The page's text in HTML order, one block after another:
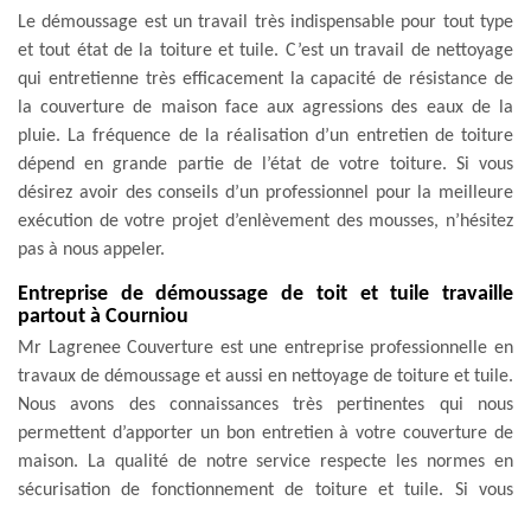
Le démoussage est un travail très indispensable pour tout type
et tout état de la toiture et tuile. C’est un travail de nettoyage
qui entretienne très efficacement la capacité de résistance de
la couverture de maison face aux agressions des eaux de la
pluie. La fréquence de la réalisation d’un entretien de toiture
dépend en grande partie de l’état de votre toiture. Si vous
désirez avoir des conseils d’un professionnel pour la meilleure
exécution de votre projet d’enlèvement des mousses, n’hésitez
pas à nous appeler.
Entreprise de démoussage de toit et tuile travaille
partout à Courniou
Mr Lagrenee Couverture est une entreprise professionnelle en
travaux de démoussage et aussi en nettoyage de toiture et tuile.
Nous avons des connaissances très pertinentes qui nous
permettent d’apporter un bon entretien à votre couverture de
maison. La qualité de notre service respecte les normes en
sécurisation de fonctionnement de toiture et tuile. Si vous